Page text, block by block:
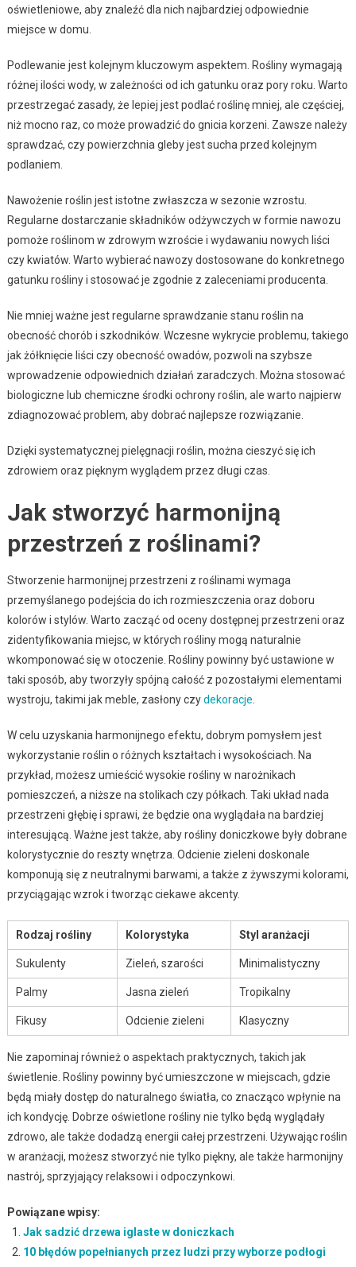
oświetleniowe, aby znaleźć dla nich najbardziej odpowiednie
miejsce w domu.
Podlewanie jest kolejnym kluczowym aspektem. Rośliny wymagają
różnej ilości wody, w zależności od ich gatunku oraz pory roku. Warto
przestrzegać zasady, że lepiej jest podlać roślinę mniej, ale częściej,
niż mocno raz, co może prowadzić do gnicia korzeni. Zawsze należy
sprawdzać, czy powierzchnia gleby jest sucha przed kolejnym
podlaniem.
Nawożenie roślin jest istotne zwłaszcza w sezonie wzrostu.
Regularne dostarczanie składników odżywczych w formie nawozu
pomoże roślinom w zdrowym wzroście i wydawaniu nowych liści
czy kwiatów. Warto wybierać nawozy dostosowane do konkretnego
gatunku rośliny i stosować je zgodnie z zaleceniami producenta.
Nie mniej ważne jest regularne sprawdzanie stanu roślin na
obecność chorób i szkodników. Wczesne wykrycie problemu, takiego
jak żółknięcie liści czy obecność owadów, pozwoli na szybsze
wprowadzenie odpowiednich działań zaradczych. Można stosować
biologiczne lub chemiczne środki ochrony roślin, ale warto najpierw
zdiagnozować problem, aby dobrać najlepsze rozwiązanie.
Dzięki systematycznej pielęgnacji roślin, można cieszyć się ich
zdrowiem oraz pięknym wyglądem przez długi czas.
Jak stworzyć harmonijną
przestrzeń z roślinami?
Stworzenie harmonijnej przestrzeni z roślinami wymaga
przemyślanego podejścia do ich rozmieszczenia oraz doboru
kolorów i stylów. Warto zacząć od oceny dostępnej przestrzeni oraz
zidentyfikowania miejsc, w których rośliny mogą naturalnie
wkomponować się w otoczenie. Rośliny powinny być ustawione w
taki sposób, aby tworzyły spójną całość z pozostałymi elementami
wystroju, takimi jak meble, zasłony czydekoracje
W celu uzyskania harmonijnego efektu, dobrym pomysłem jest
wykorzystanie roślin o różnych kształtach i wysokościach. Na
przykład, możesz umieścić wysokie rośliny w narożnikach
pomieszczeń, a niższe na stolikach czy półkach. Taki układ nada
przestrzeni głębię i sprawi, że będzie ona wyglądała na bardziej
interesującą. Ważne jest także, aby rośliny doniczkowe były dobrane
kolorystycznie do reszty wnętrza. Odcienie zieleni doskonale
komponują się z neutralnymi barwami, a także z żywszymi kolorami,
przyciągając wzrok i tworząc ciekawe akcenty.
Rodzaj rośliny Kolorystyka Styl aranżacji
Sukulenty Zieleń, szarości Minimalistyczny
Palmy Jasna zieleń Tropikalny
Fikusy Odcienie zieleni Klasyczny
Nie zapominaj również o aspektach praktycznych, takich jak
świetlenie. Rośliny powinny być umieszczone w miejscach, gdzie
będą miały dostęp do naturalnego światła, co znacząco wpłynie na
ich kondycję. Dobrze oświetlone rośliny nie tylko będą wyglądały
zdrowo, ale także dodadzą energii całej przestrzeni. Używając roślin
w aranżacji, możesz stworzyć nie tylko piękny, ale także harmonijny
nastrój, sprzyjający relaksowi i odpoczynkowi.
Powiązane wpisy:
Jak sadzić drzewa iglaste w doniczkach
10 błędów popełnianych przez ludzi przy wyborze podłogi